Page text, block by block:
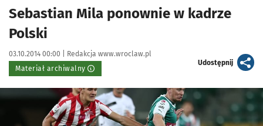
Sebastian Mila ponownie w kadrze
Polski
Data publikacji:
03.10.2014 00:00 | Autor:
Redakcja www.wroclaw.pl
Materiał archiwalny
Udostępnijartykuł
Kliknij, aby powiększyć